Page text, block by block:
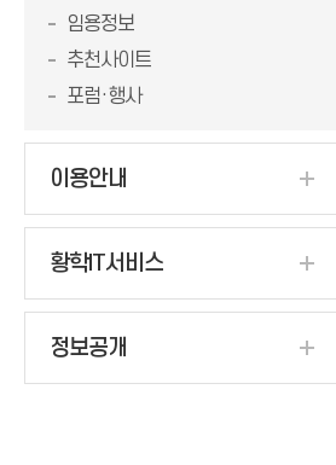
임용정보
추천사이트
포럼·행사
이용안내
황학IT서비스
정보공개